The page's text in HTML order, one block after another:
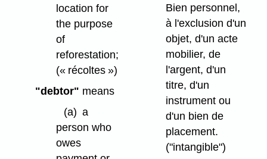
location for
the purpose
of
reforestation;
(« récoltes »)
"debtor" means
(a) a
person who
owes
Bien personnel,
à l'exclusion d'un
objet, d'un acte
mobilier, de
l'argent, d'un
titre, d'un
instrument ou
d'un bien de
placement.
("intangible")